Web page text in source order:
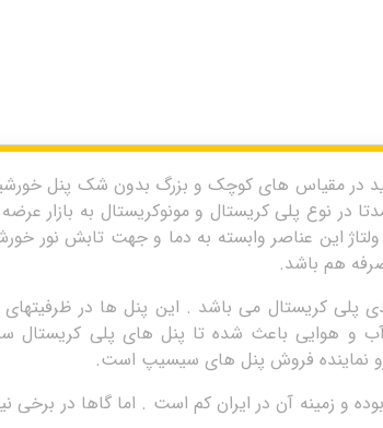
در مقیاس های کوچک و بزرگ بدون شک پنل
در نوع پلی کریستال و مونوکریستال به بازار
این عناصر وابسته به دما و جهت تابش نور
هم باشد.
آب و هوایی باعث شده تا پنل های پلی
نماینده فروش پنل های سیسیپ است.
کریستال بوده و زمینه آن در ایران کم است . اما گاها